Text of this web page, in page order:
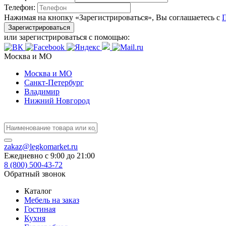
Телефон:
Нажимая на кнопку «Зарегистрироваться», Вы соглашаетесь с
Зарегистрироваться
или зарегистрироваться с помощью:
Москва и МО
Москва и МО
Санкт-Петербург
Владимир
Нижний Новгород
zakaz@legkomarket.ru
Ежедневно c 9:00 до 21:00
8 (800) 500-43-72
Обратный звонок
Каталог
Мебель на заказ
Гостиная
Кухня